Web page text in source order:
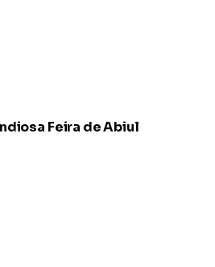
Feira de Abiul